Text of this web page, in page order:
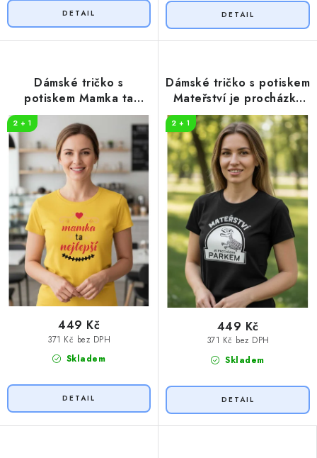
Dámské tričko s
potiskem Mamka ta
nejlepší
2 + 1
Skladem
371 Kč bez DPH
449 Kč
Dámské tričko s potiskem
Mateřství je procházka
parkem
2 + 1
Skladem
371 Kč bez DPH
449 Kč